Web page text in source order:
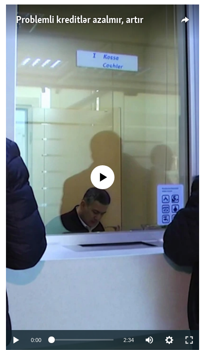
Problemli kreditlər azalmır, artır
No media source currently available
0:00 2:34